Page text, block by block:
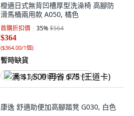
橙適日式無背凹槽厚型洗澡椅 高腳防
滑馬桶兩用款 A050, 橘色
首購折扣價 35%$564
$364
($364.00/1個)
暫時缺貨
满 $1,500 再省 $75 (王道卡)
康逸 舒適助便加高腳踏凳 G030, 白色